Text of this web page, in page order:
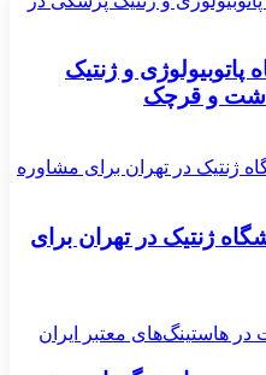
پاتوبیولوژی و ژنتیک
و قرچک
ژنتیک در تهران برای